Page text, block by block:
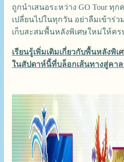
ถูกนำเสนอระหว่าง GO Tour ทุ
เปลี่ยนไปในทุกวัน อย่าลืมเข้าร่
เก็บสะสมพื้นหลังพิเศษใหม่ให้คร
เรียนรู้เพิ่มเติมเกี่ยวกับพื้นหลังพิเ
ในสัปดาห์นี้ที่บล็อกเส้นทางสู่คา